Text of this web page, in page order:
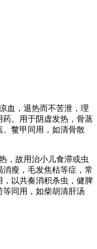
血，退热而不苦泄，理
药。用于阴虚发热，骨蒸
鳖甲同用，如清骨散
，故用治小儿食滞或虫
瘦，毛发焦枯等症，常
以共奏消积杀虫，健脾
同用，如柴胡清肝汤